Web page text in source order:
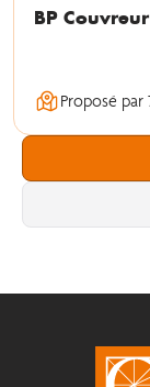
BP Couvreur
Proposé